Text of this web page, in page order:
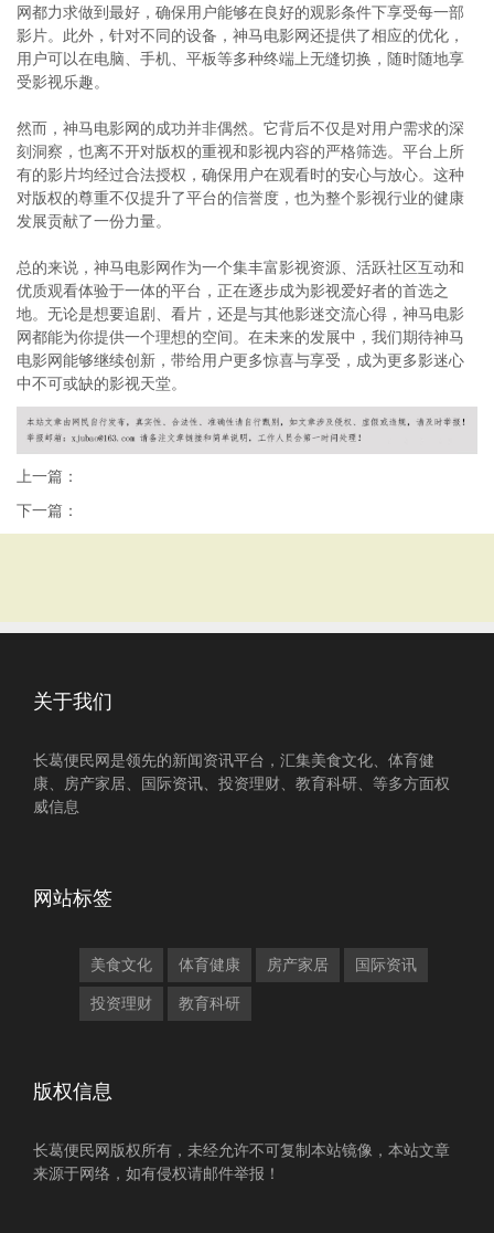
网都力求做到最好，确保用户能够在良好的观影条件下享受每一部
影片。此外，针对不同的设备，神马电影网还提供了相应的优化，
用户可以在电脑、手机、平板等多种终端上无缝切换，随时随地享
受影视乐趣。
然而，神马电影网的成功并非偶然。它背后不仅是对用户需求的深
刻洞察，也离不开对版权的重视和影视内容的严格筛选。平台上所
有的影片均经过合法授权，确保用户在观看时的安心与放心。这种
对版权的尊重不仅提升了平台的信誉度，也为整个影视行业的健康
发展贡献了一份力量。
总的来说，神马电影网作为一个集丰富影视资源、活跃社区互动和
优质观看体验于一体的平台，正在逐步成为影视爱好者的首选之
地。无论是想要追剧、看片，还是与其他影迷交流心得，神马电影
网都能为你提供一个理想的空间。在未来的发展中，我们期待神马
电影网能够继续创新，带给用户更多惊喜与享受，成为更多影迷心
中不可或缺的影视天堂。
上一篇：
下一篇：
关于我们
长葛便民网是领先的新闻资讯平台，汇集美食文化、体育健
康、房产家居、国际资讯、投资理财、教育科研、等多方面权
威信息
网站标签
美食文化 体育健康 房产家居 国际资讯
投资理财 教育科研
版权信息
长葛便民网版权所有，未经允许不可复制本站镜像，本站文章
来源于网络，如有侵权请邮件举报！